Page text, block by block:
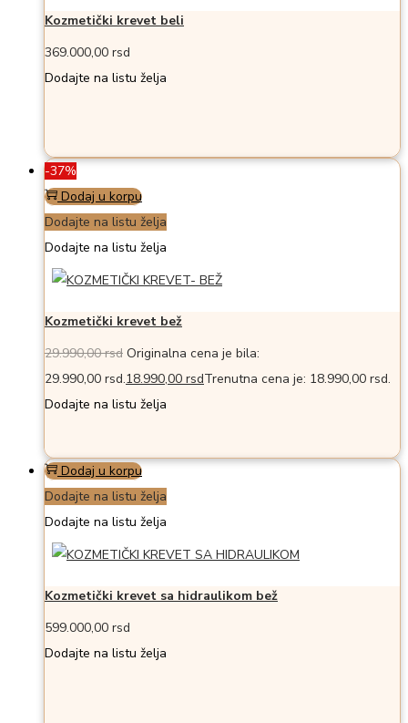
Kozmetički krevet beli
369.000,00 rsd
Dodajte na listu želja
-37%
Dodaj u korpu
Dodajte na listu želja
Dodajte na listu želja
Kozmetički krevet bež
29.990,00rsd Originalna cena je bila:
29.990,00 rsd.18.990,00 rsdTrenutna cena je: 18.990,00 rsd.
Dodajte na listu želja
Dodaj u korpu
Dodajte na listu želja
Dodajte na listu želja
Kozmetički krevet sa hidraulikom bež
599.000,00 rsd
Dodajte na listu želja